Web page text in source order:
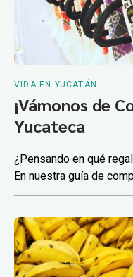
VIDA EN YUCATÁN
¡Vámonos de
Yucateca
¿Pensando en qué
En nuestra guía de